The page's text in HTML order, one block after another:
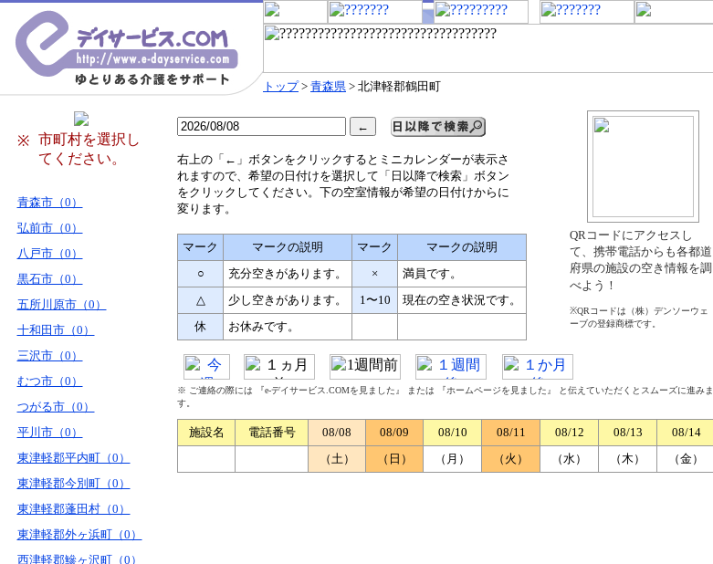
トップ> 青森県 > 北津軽郡鶴田町
※
市町村を選択し
てください。
青森市（0）
弘前市（0）
八戸市（0）
黒石市（0）
五所川原市（0）
十和田市（0）
三沢市（0）
むつ市（0）
つがる市（0）
平川市（0）
東津軽郡平内町（0）
東津軽郡今別町（0）
東津軽郡蓬田村（0）
東津軽郡外ヶ浜町（0）
西津軽郡鰺ヶ沢町（0）
右上の「←」ボタンをクリックするとミニカレンダーが表示さ
れますので、希望の日付けを選択して「日以降で検索」ボタン
をクリックしてください。下の空室情報が希望の日付けからに
変ります。
マーク マークの説明 マーク
マークの説明
○
充分空きがあります。 ×
満員です。
△
少し空きがあります。 1〜10
現在の空き状況です。
休
お休みです。
QRコードにアクセスし
て、携帯電話からも各都道
府県の施設の空き情報を調
べよう！
※QRコードは（株）デンソーウェ
ーブの登録商標です。
※ ご連絡の際には 『e-デイサービス.COMを見ました』 または 『ホームページを見ました』 と伝えていただくとスムーズに進みま
す。
施設名 電話番号 08/08 08/09 08/10 08/11 08/12 08/13
08/14
（土）
（日） （月） （火） （水） （木） （金）